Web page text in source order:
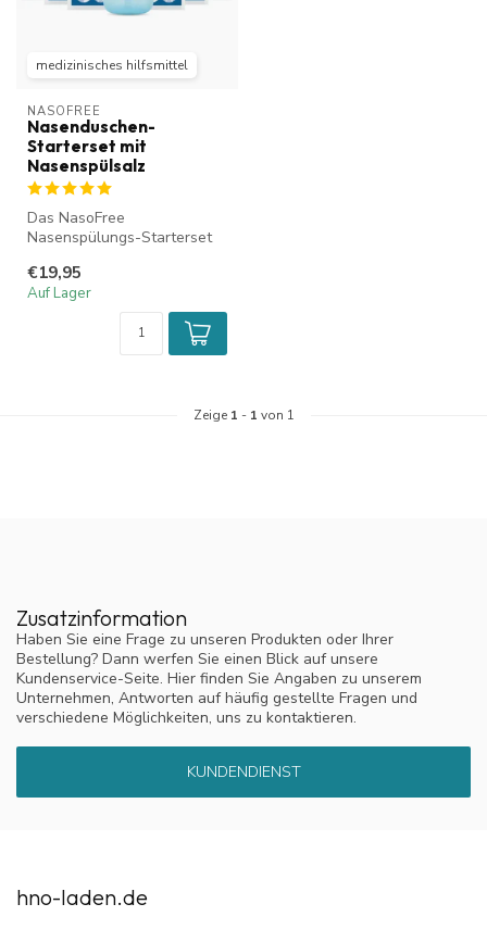
medizinisches hilfsmittel
NASOFREE
Nasenduschen-
Starterset mit
Nasenspülsalz
Das NasoFree
Nasenspülungs-Starterset
sich ideal zur Re...
€19,95
Auf Lager
Zeige 1 - 1 von 1
Zusatzinformation
Haben Sie eine Frage zu unseren Produkten oder Ihrer
Bestellung? Dann werfen Sie einen Blick auf unsere
Kundenservice-Seite. Hier finden Sie Angaben zu unserem
Unternehmen, Antworten auf häufig gestellte Fragen und
verschiedene Möglichkeiten, uns zu kontaktieren.
KUNDENDIENST
hno-laden.de